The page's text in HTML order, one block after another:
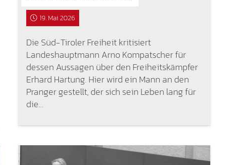
19. Mai 2026
Die Süd-Tiroler Freiheit kritisiert
Landeshauptmann Arno Kompatscher für
dessen Aussagen über den Freiheitskämpfer
Erhard Hartung. Hier wird ein Mann an den
Pranger gestellt, der sich sein Leben lang für
die…